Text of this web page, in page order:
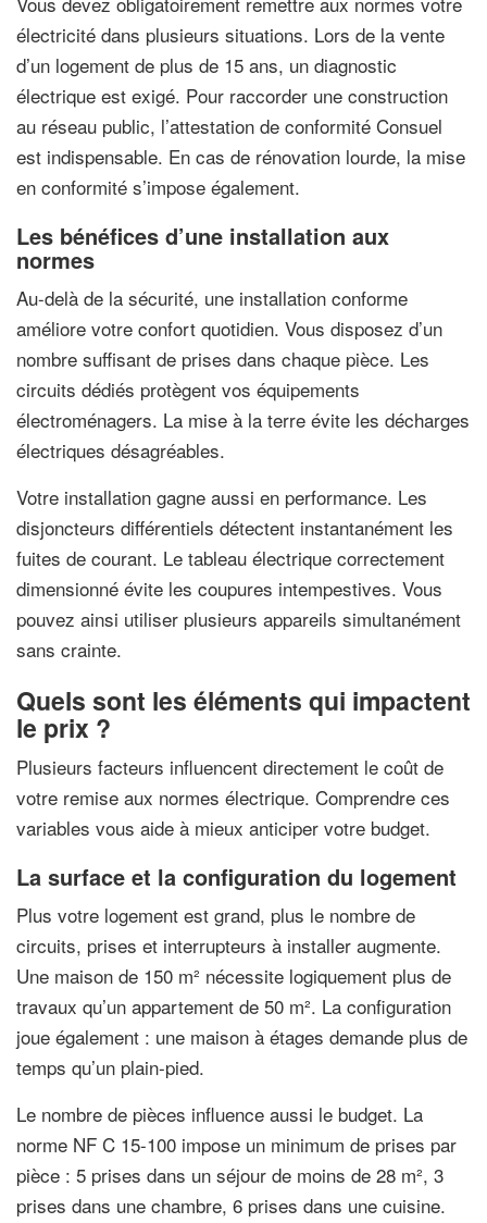
électricité dans plusieurs situations. Lors de la vente
d’un logement de plus de 15 ans, un diagnostic
électrique est exigé. Pour raccorder une construction
au réseau public, l’attestation de conformité Consuel
est indispensable. En cas de rénovation lourde, la mise
en conformité s’impose également.
Les bénéfices d’une installation aux
normes
Au-delà de la sécurité, une installation conforme
améliore votre confort quotidien. Vous disposez d’un
nombre suffisant de prises dans chaque pièce. Les
circuits dédiés protègent vos équipements
électroménagers. La mise à la terre évite les décharges
électriques désagréables.
Votre installation gagne aussi en performance. Les
disjoncteurs différentiels détectent instantanément les
fuites de courant. Le tableau électrique correctement
dimensionné évite les coupures intempestives. Vous
pouvez ainsi utiliser plusieurs appareils simultanément
sans crainte.
Quels sont les éléments qui impactent
le prix ?
Plusieurs facteurs influencent directement le coût de
votre remise aux normes électrique. Comprendre ces
variables vous aide à mieux anticiper votre budget.
La surface et la configuration du logement
Plus votre logement est grand, plus le nombre de
circuits, prises et interrupteurs à installer augmente.
Une maison de 150 m² nécessite logiquement plus de
travaux qu’un appartement de 50 m². La configuration
joue également : une maison à étages demande plus de
temps qu’un plain-pied.
Le nombre de pièces influence aussi le budget. La
norme NF C 15-100 impose un minimum de prises par
pièce : 5 prises dans un séjour de moins de 28 m², 3
prises dans une chambre, 6 prises dans une cuisine.